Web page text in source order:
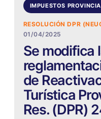
IMPUESTOS
RESOLUCIÓN DPR
01/04/2025
Se modifica
de
Turística
Res. (DPR)